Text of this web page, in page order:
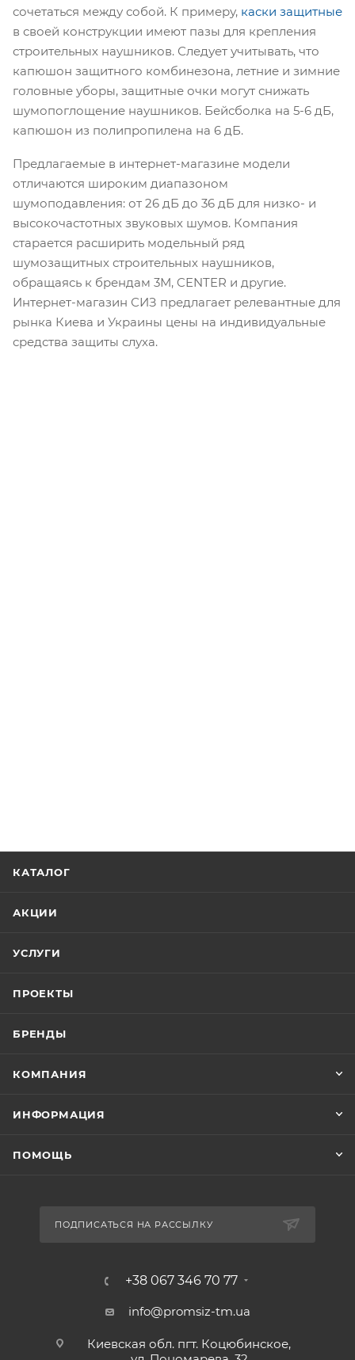
сочетаться между собой. К примеру, каски защитные
в своей конструкции имеют пазы для крепления
строительных наушников. Следует учитывать, что
капюшон защитного комбинезона, летние и зимние
головные уборы, защитные очки могут снижать
шумопоглощение наушников. Бейсболка на 5-6 дБ,
капюшон из полипропилена на 6 дБ.
Предлагаемые в интернет-магазине модели
отличаются широким диапазоном
шумоподавления: от 26 дБ до 36 дБ для низко- и
высокочастотных звуковых шумов. Компания
старается расширить модельный ряд
шумозащитных строительных наушников,
обращаясь к брендам 3М, CENTER и другие.
Интернет-магазин СИЗ предлагает релевантные для
рынка Киева и Украины цены на индивидуальные
средства защиты слуха.
КАТАЛОГ
АКЦИИ
УСЛУГИ
ПРОЕКТЫ
БРЕНДЫ
КОМПАНИЯ
ИНФОРМАЦИЯ
ПОМОЩЬ
ПОДПИСАТЬСЯ НА РАССЫЛКУ
+38 067 346 70 77
info@promsiz-tm.ua
Киевская обл. пгт. Коцюбинское,